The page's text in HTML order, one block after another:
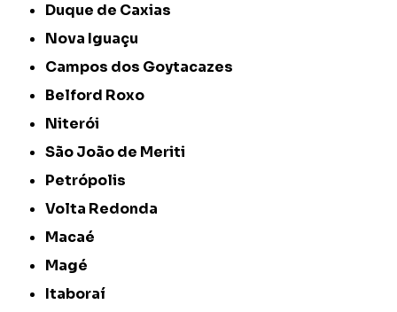
Duque de Caxias
Nova Iguaçu
Campos dos Goytacazes
Belford Roxo
Niterói
São João de Meriti
Petrópolis
Volta Redonda
Macaé
Magé
Itaboraí